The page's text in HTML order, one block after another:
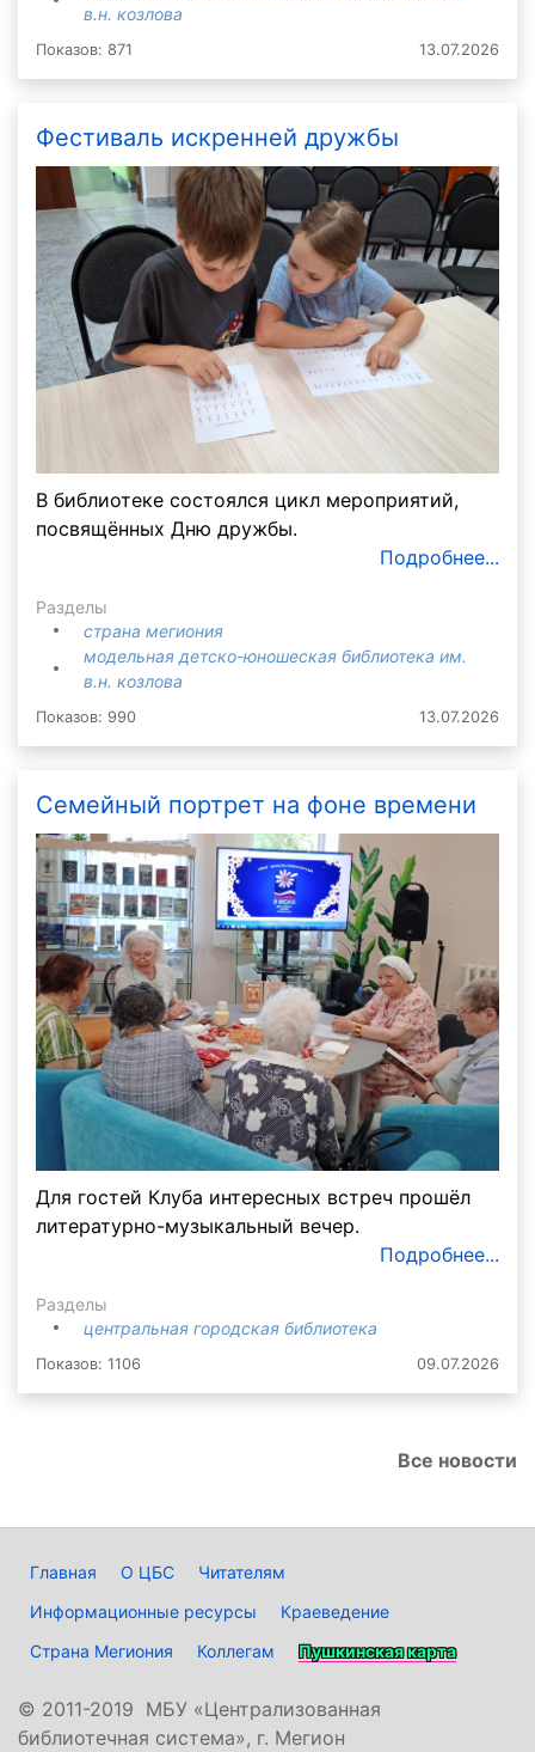
в.н. козлова
Показов: 871 13.07.2026
Фестиваль искренней дружбы
В библиотеке состоялся цикл мероприятий,
посвящённых Дню дружбы.
Подробнее...
Разделы
страна мегиония
модельная детско-юношеская библиотека им.
в.н. козлова
Показов: 990 13.07.2026
Семейный портрет на фоне времени
Для гостей Клуба интересных встреч прошёл
литературно-музыкальный вечер.
Подробнее...
Разделы
центральная городская библиотека
Показов: 1106 09.07.2026
Все новости
Главная О ЦБС
Читателям
Информационные ресурсы
Краеведение
Страна Мегиония
Коллегам Пушкинская карта
© 2011-2019 МБУ «Централизованная
библиотечная система», г. Мегион